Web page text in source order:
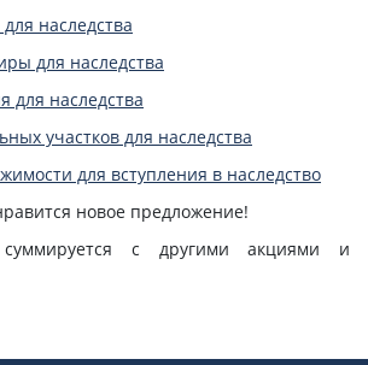
наследства
для наследства
для наследства
участков для наследства
для вступления в наследство
новое предложение!
с другими акциями и